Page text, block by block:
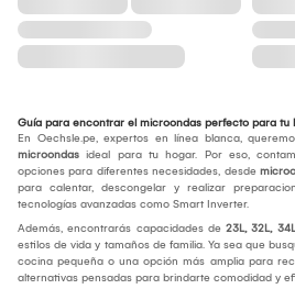
Guía para encontrar el microondas perfecto para tu
En Oechsle.pe, expertos en línea blanca,
microondas ideal para tu hogar. Por eso,
opciones para diferentes necesidades, desde
para calentar, descongelar y realizar
tecnologías avanzadas como Smart Inverter.
Además, encontrarás capacidades de 23L, 32L,
estilos de vida y tamaños de familia. Ya sea que
cocina pequeña o una opción más amplia para
alternativas pensadas para brindarte comodidad y